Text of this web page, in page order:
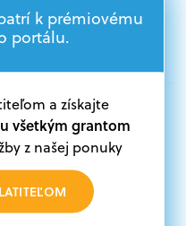
portáli Grantexpert.sk
plánu obnovy a
k prémiovému
portálu.
a získajte
všetkým grantom
z našej ponuky